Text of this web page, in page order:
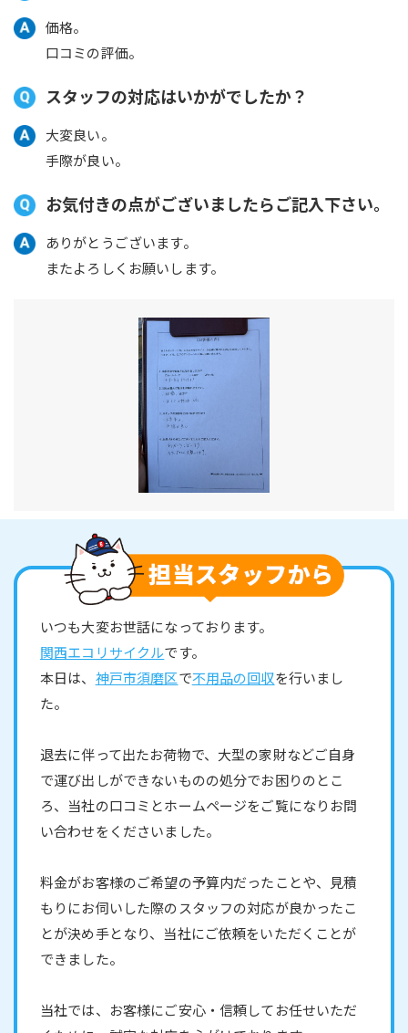
価格。
口コミの評価。
スタッフの対応はいかがでしたか？
大変良い。
手際が良い。
お気付きの点がございましたらご記入下さい。
ありがとうございます。
またよろしくお願いします。
いつも大変お世話になっております。
関西エコリサイクルです。
本日は、 神戸市須磨区で不用品の回収を行いまし
た。
退去に伴って出たお荷物で、大型の家財などご自身
で運び出しができないものの処分でお困りのとこ
ろ、当社の口コミとホームページをご覧になりお問
い合わせをくださいました。
料金がお客様のご希望の予算内だったことや、見積
もりにお伺いした際のスタッフの対応が良かったこ
とが決め手となり、当社にご依頼をいただくことが
できました。
当社では、お客様にご安心・信頼してお任せいただ